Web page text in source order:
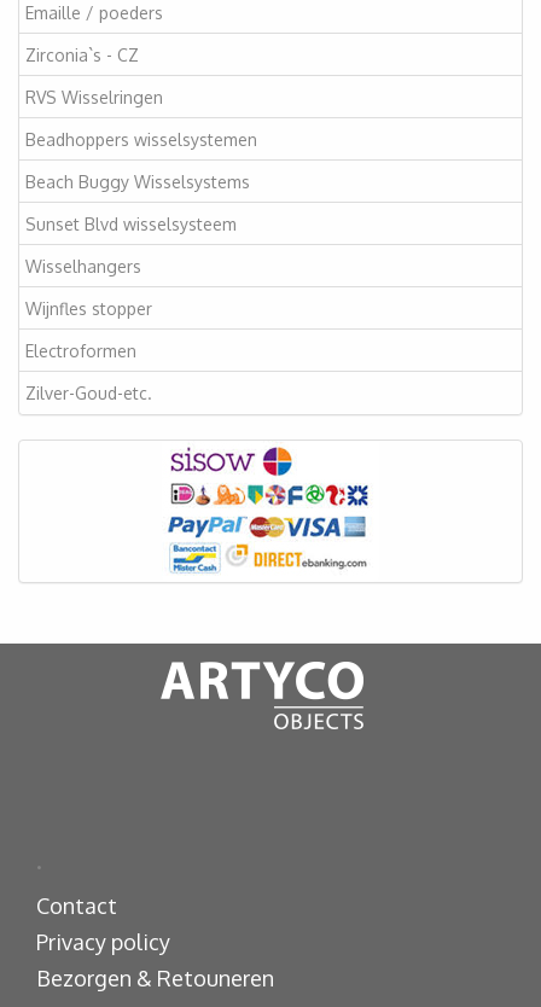
Emaille / poeders
Zirconia`s - CZ
RVS Wisselringen
Beadhoppers wisselsystemen
Beach Buggy Wisselsystems
Sunset Blvd wisselsysteem
Wisselhangers
Wijnfles stopper
Electroformen
Zilver-Goud-etc.
.
Contact
Privacy policy
Bezorgen & Retouneren